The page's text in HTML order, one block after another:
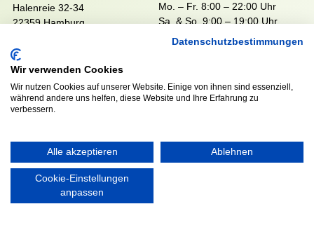
Halenreie 32-34
22359 Hamburg
info@walddoerfer-sv.de
Mo. – Fr. 8:00 – 22:00 Uhr
Sa. & So. 9:00 – 19:00 Uhr
MEDIA VEREINSSHOP
RECHTLICHES
Datenschutzbestimmungen
Wir verwenden Cookies
Wir nutzen Cookies auf unserer Website. Einige von ihnen sind essenziell,
während andere uns helfen, diese Website und Ihre Erfahrung zu
verbessern.
Alle akzeptieren Ablehnen
Cookie-Einstellungen
anpassen